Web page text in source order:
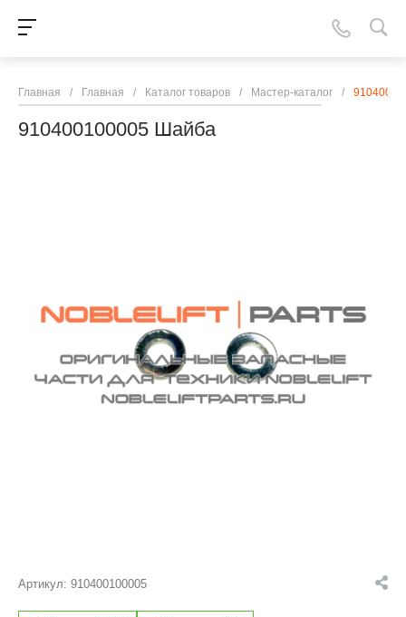
Главная / Главная / Каталог товаров / Мастер-каталог /
910400100005 Шайба
Артикул: 910400100005